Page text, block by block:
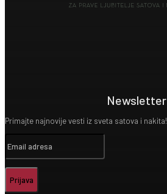
Newsletter
Primajte najnovije vesti iz sveta satova i nakita!
Prijava